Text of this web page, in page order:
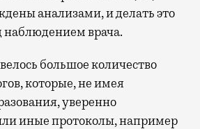
анализами, и делать это
врача.
большое количество
которые, не имея
уверенно
иные протоколы, например